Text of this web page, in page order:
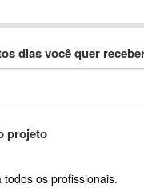
dias você quer
projeto
todos os profissionais.